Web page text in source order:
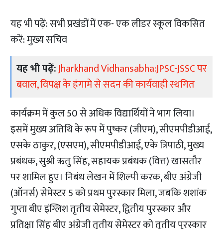
यह भी पढ़ें:सभी प्रखंडों में एक- एक लीडर स्कूल विकसित
करें: मुख्य सचिव
यह भी पढ़ें:Jharkhand Vidhansabha:JPSC-JSSC पर
बवाल, विपक्ष के हंगामे से सदन की कार्यवाही स्थगित
कार्यक्रम में कुल 50 से अधिक विद्यार्थियों ने भाग लिया।
इसमें मुख्य अतिथि के रूप में पुष्कर (जीएम), सीएमपीडीआई,
एसके ठाकुर, (एसएम), सीएमपीडीआई, एके त्रिपाठी, मुख्य
प्रबंधक, सुश्री ऋतु सिंह, सहायक प्रबंधक (वित्त) खासतौर
पर शामिल हुए। निबंध लेखन में शिल्पी करक, बीए अंग्रेजी
(ऑनर्स) सेमेस्टर 5 को प्रथम पुरस्कार मिला, जबकि शशांक
गुप्ता बीए इंग्लिश तृतीय सेमेस्टर, द्वितीय पुरस्कार और
प्रतिक्षा सिंह बीए अंग्रेजी तृतीय सेमेस्टर को तृतीय पुरस्कार